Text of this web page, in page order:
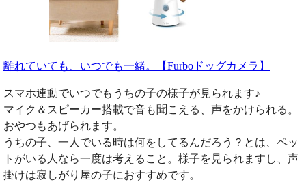
離れていても、いつでも一緒。【Furboドッグカメラ】
スマホ連動でいつでもうちの子の様子が見られます♪
マイク＆スピーカー搭載で音も聞こえる、声をかけられる。
おやつもあげられます。
うちの子、一人でいる時は何をしてるんだろう？とは、ペッ
トがいる人なら一度は考えること。様子を見られますし、声
掛けは寂しがり屋の子におすすめです。